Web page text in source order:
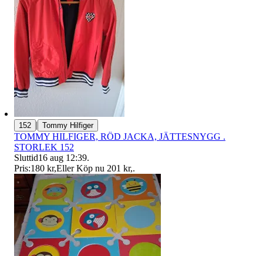
152 | Tommy Hilfiger
TOMMY HILFIGER, RÖD JACKA, JÄTTESNYGG .
STORLEK 152
Sluttid16 aug 12:39.
Pris:180 kr,Eller Köp nu 201 kr,.